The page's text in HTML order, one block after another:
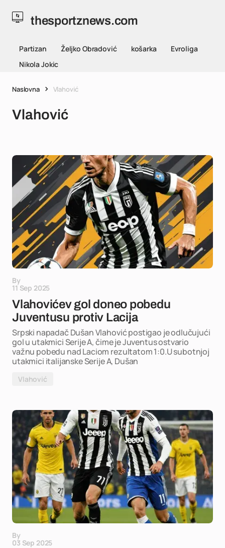
thesportznews.com
Partizan Željko Obradović košarka
Evroliga
Nikola Jokic
Naslovna Vlahović
Vlahović
By
11 Sep 2025
Vlahovićev gol doneo pobedu
Juventusu protiv Lacija
Srpski napadač Dušan Vlahović postigao je odlučujući
gol u utakmici Serije A, čime je Juventus ostvario
važnu pobedu nad Laciom rezultatom 1:0.U subotnjoj
utakmici italijanske Serije A, Dušan
Vlahović
By
03 Sep 2025